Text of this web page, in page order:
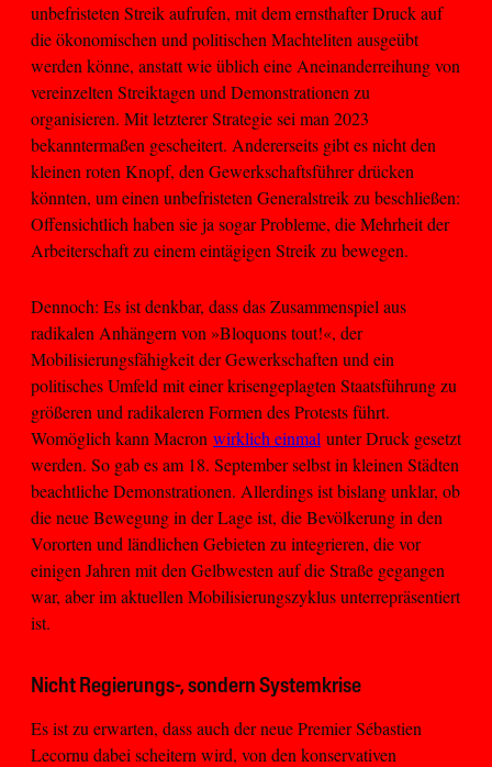
unbefristeten Streik aufrufen, mit dem ernsthafter Druck auf
die ökonomischen und politischen Machteliten ausgeübt
werden könne, anstatt wie üblich eine Aneinanderreihung von
vereinzelten Streiktagen und Demonstrationen zu
organisieren. Mit letzterer Strategie sei man 2023
bekanntermaßen gescheitert. Andererseits gibt es nicht den
kleinen roten Knopf, den Gewerkschaftsführer drücken
könnten, um einen unbefristeten Generalstreik zu beschließen:
Offensichtlich haben sie ja sogar Probleme, die Mehrheit der
Arbeiterschaft zu einem eintägigen Streik zu bewegen.
Dennoch: Es ist denkbar, dass das Zusammenspiel aus
radikalen Anhängern von »Bloquons tout!«, der
Mobilisierungsfähigkeit der Gewerkschaften und ein
politisches Umfeld mit einer krisengeplagten Staatsführung zu
größeren und radikaleren Formen des Protests führt.
Womöglich kann Macron wirklich einmal unter Druck gesetzt
werden. So gab es am 18. September selbst in kleinen Städten
beachtliche Demonstrationen. Allerdings ist bislang unklar, ob
die neue Bewegung in der Lage ist, die Bevölkerung in den
Vororten und ländlichen Gebieten zu integrieren, die vor
einigen Jahren mit den Gelbwesten auf die Straße gegangen
war, aber im aktuellen Mobilisierungszyklus unterrepräsentiert
ist.
Nicht Regierungs-, sondern Systemkrise
Es ist zu erwarten, dass auch der neue Premier Sébastien
Lecornu dabei scheitern wird, von den konservativen